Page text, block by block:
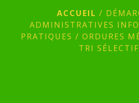
ACCUEIL /
ADMINISTRATIVES
PRATIQUES / ORDURES
TRI SÉLECTIF